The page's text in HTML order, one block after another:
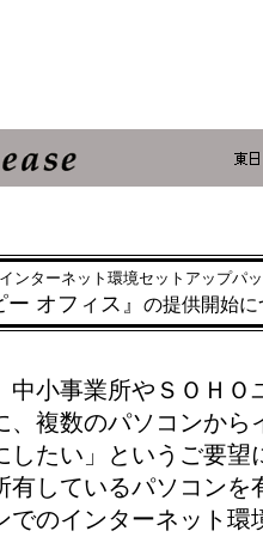
ンターネット環境セットアップパ
ー オフィス』 の提供開始に
小事業所やＳＯＨＯ
、複数のパソコンから
したい」というご要望
有しているパソコンを
でのインターネット環